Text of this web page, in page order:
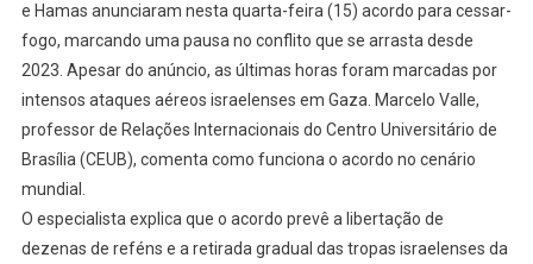
Ataques
E
Conjecturas
Políticas
Geram
Incerteza
e Hamas anunciaram nesta quarta-feira (15) acordo para cessar-
fogo, marcando uma pausa no conflito que se arrasta desde
2023. Apesar do anúncio, as últimas horas foram marcadas por
intensos ataques aéreos israelenses em Gaza. Marcelo Valle,
professor de Relações Internacionais do Centro Universitário de
Brasília (CEUB), comenta como funciona o acordo no cenário
mundial.
O especialista explica que o acordo prevê a libertação de
dezenas de reféns e a retirada gradual das tropas israelenses da